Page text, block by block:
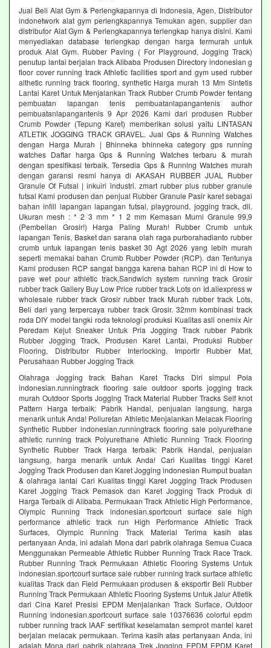
Jual Beli Alat Gym & Perlengkapannya di Indonesia, Agen, Distributor
indonetwork alat gym perlengkapannya Temukan agen, supplier dan
distributor Alat Gym & Perlengkapannya terlengkap hanya disini. Kami
menyediakan database terlengkap dengan harga termurah untuk
produk Alat Gym. Rubber Paving ( For Playground, Jogging Track)
penutup lantai berjalan track Alibaba Produsen Directory indonesian g
floor cover running track Athletic facilities sport and gym used rubber
althetic running track flooring, synthetic Harga murah 13 Mm Sintetis
Lantai Karet Untuk Menjalankan Track Rubber Crumb Powder tentang
pembuatan lapangan tenis pembuatanlapangantenis author
pembuatanlapangantenis 9 Apr 2026 Kami dari produsen Rubber
Crumb Powder (Tepung Karet) memberikan solusi yaitu LINTASAN
ATLETIK JOGGING TRACK GRAVEL. Jual Gps & Running Watches
dengan Harga Murah | Bhinneka bhinneka category gps running
watches Daftar harga Gps & Running Watches terbaru & murah
dengan spesifikasi terbaik. Tersedia Gps & Running Watches murah
dengan garansi resmi hanya di AKASAH RUBBER JUAL Rubber
Granule Of Futsal | inkuiri industri. zmart rubber plus rubber granule
futsal Kami produsen dan penjual Rubber Granule Pasir karet sebagai
bahan infill lapangan lapangan futsal, playground, jogging track, dll.
Ukuran mesh : * 2 3 mm * 1 2 mm Kemasan Murni Granule 99,9
(Pembelian Grosir!) Harga Paling Murah! Rubber Crumb untuk
lapangan Tenis, Basket dan sarana olah raga purborahadianto rubber
crumb untuk lapangan tenis basket 30 Agt 2026 yang lebih murah
seperti memakai bahan Crumb Rubber Powder (RCP). dan Tentunya
Kami produsen RCP sangat bangga karena bahan RCP ini di How to
pave wet pour athletic track,Sandwich system running track Grosir
rubber track Gallery Buy Low Price rubber track Lots on id.aliexpress w
wholesale rubber track Grosir rubber track Murah rubber track Lots,
Beli dari yang terpercaya rubber track Grosir. 32mm kombinasi track
roda DIY model tangki roda teknologi produksi Kualitas asli onemix Air
Peredam Kejut Sneaker Untuk Pria Jogging Track rubber Pabrik
Rubber Jogging Track, Produsen Karet Lantai, Produksi Rubber
Flooring, Distributor Rubber Interlocking, Importir Rubber Mat,
Perusahaan Rubber Jogging Track
Olahraga Jogging track Bahan Karet Tracks Diri simpul Pola
indonesian.runningtrack flooring sale outdoor sports jogging track
murah Outdoor Sports Jogging Track Material Rubber Tracks Self knot
Pattern Harga terbaik: Pabrik Handal, penjualan langsung, harga
menarik untuk Anda! Poliuretan Athletic Menjalankan Melacak Flooring
Synthetic Rubber indonesian.runningtrack flooring sale polyurethane
athletic running track Polyurethane Athletic Running Track Flooring
Synthetic Rubber Track Harga terbaik: Pabrik Handal, penjualan
langsung, harga menarik untuk Anda! Cari Kualitas tinggi Karet
Jogging Track Produsen dan Karet Jogging indonesian Rumput buatan
& olahraga lantai Cari Kualitas tinggi Karet Jogging Track Produsen
Karet Jogging Track Pemasok dan Karet Jogging Track Produk di
Harga Terbaik di Alibaba. Permukaan Track Athletic High Performance,
Olympic Running Track indonesian.sportcourt surface sale high
performance athletic track run High Performance Athletic Track
Surfaces, Olympic Running Track Material Terima kasih atas
pertanyaan Anda, ini adalah Mona dari pabrik olahraga Semua Cuaca
Menggunakan Permeable Athletic Rubber Running Track Race Track.
Rubber Running Track Permukaan Athletic Flooring Systems Untuk
indonesian.sportcourt surface sale rubber running track surface athletic
kualitas Track dan Field Permukaan produsen & eksportir Beli Rubber
Running Track Permukaan Athletic Flooring Systems Untuk Jalur Atletik
dari Cina Karet Presisi EPDM Menjalankan Track Surface, Outdoor
Running indonesian.sportcourt surface sale 10376636 colorful epdm
rubber running track IAAF sertifikat keselamatan semprot mantel karet
berjalan melacak permukaan. Terima kasih atas pertanyaan Anda, ini
adalah Mona dari pabrik olahraga Trek Jogging EPDM EPDM Karet